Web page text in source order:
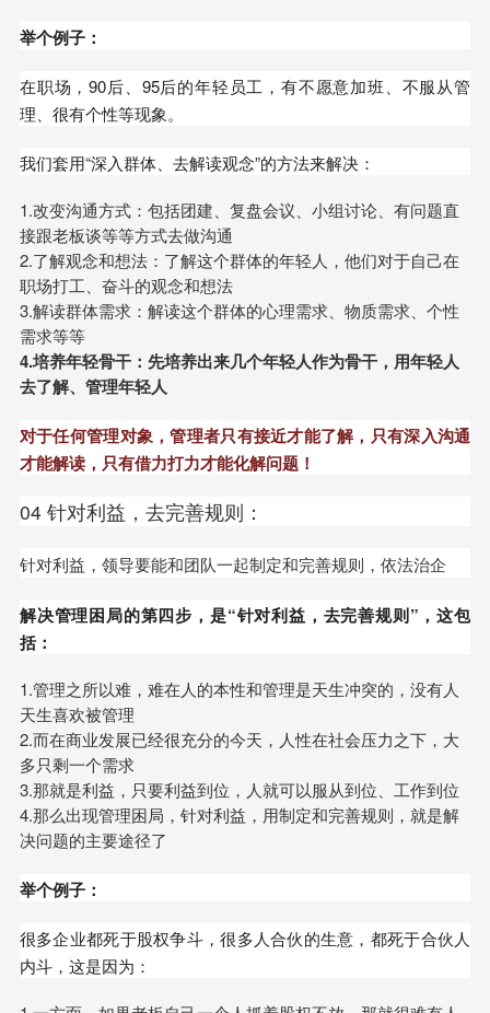
举个例子：
在职场，90后、95后的年轻员工，有不愿意加班、不服从管
理、很有个性等现象。
我们套用“深入群体、去解读观念”的方法来解决：
1.改变沟通方式：包括团建、复盘会议、小组讨论、有问题直
接跟老板谈等等方式去做沟通
2.了解观念和想法：了解这个群体的年轻人，他们对于自己在
职场打工、奋斗的观念和想法
3.解读群体需求：解读这个群体的心理需求、物质需求、个性
需求等等
4.培养年轻骨干：先培养出来几个年轻人作为骨干，用年轻人
去了解、管理年轻人
对于任何管理对象，管理者只有接近才能了解，只有深入沟通
才能解读，只有借力打力才能化解问题！
04 针对利益，去完善规则：
针对利益，领导要能和团队一起制定和完善规则，依法治企
解决管理困局的第四步，是“针对利益，去完善规则”，这包
括：
1.管理之所以难，难在人的本性和管理是天生冲突的，没有人
天生喜欢被管理
2.而在商业发展已经很充分的今天，人性在社会压力之下，大
多只剩一个需求
3.那就是利益，只要利益到位，人就可以服从到位、工作到位
4.那么出现管理困局，针对利益，用制定和完善规则，就是解
决问题的主要途径了
举个例子：
很多企业都死于股权争斗，很多人合伙的生意，都死于合伙人
内斗，这是因为：